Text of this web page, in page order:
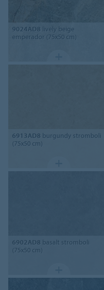
9024AD8 lively beige
emperador (75x50 cm)
6913AD8 burgundy stromboli
(75x50 cm)
6902AD8 basalt stromboli
(75x50 cm)